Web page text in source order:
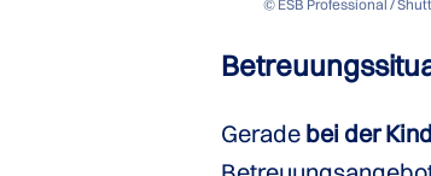
© ESB Professional /
Gerade bei der